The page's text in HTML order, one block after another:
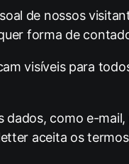
de nossos
forma de
visíveis para
dados, como e-
aceita os